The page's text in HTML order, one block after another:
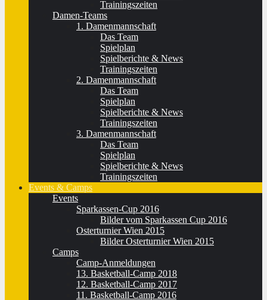
Trainingszeiten
Damen-Teams
1. Damenmannschaft
Das Team
Spielplan
Spielberichte & News
Trainingszeiten
2. Damenmannschaft
Das Team
Spielplan
Spielberichte & News
Trainingszeiten
3. Damenmannschaft
Das Team
Spielplan
Spielberichte & News
Trainingszeiten
Events & Camps
Events
Sparkassen-Cup 2016
Bilder vom Sparkassen Cup 2016
Osterturnier Wien 2015
Bilder Osterturnier Wien 2015
Camps
Camp-Anmeldungen
13. Basketball-Camp 2018
12. Basketball-Camp 2017
11. Basketball-Camp 2016